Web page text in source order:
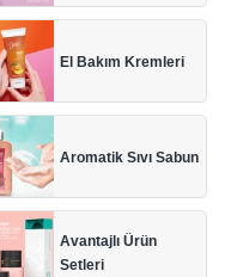
El Bakım Kremleri
Aromatik Sıvı Sabun
Avantajlı Ürün
Setleri